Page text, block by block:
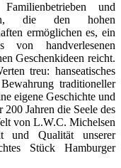
und
die den hohen
ermöglichen es, ein
von handverlesenen
Geschenkideen reicht.
treu: hanseatisches
traditioneller
eigene Geschichte und
Jahren die Seele des
von L.W.C. Michelsen
Qualität unserer
Stück Hamburger